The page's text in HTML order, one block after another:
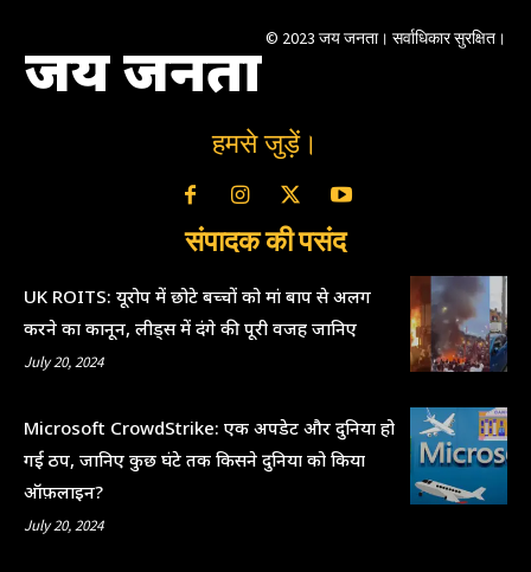
जय जनता © 2023 जय जनता। सर्वाधिकार सुरक्षित।
हमसे जुड़ें।
संपादक की पसंद
UK ROITS: यूरोप में छोटे बच्चों को मां बाप से अलग
करने का कानून, लीड्स में दंगे की पूरी वजह जानिए
July 20, 2024
Microsoft CrowdStrike: एक अपडेट और दुनिया हो
गई ठप, जानिए कुछ घंटे तक किसने दुनिया को किया
ऑफ़लाइन?
July 20, 2024